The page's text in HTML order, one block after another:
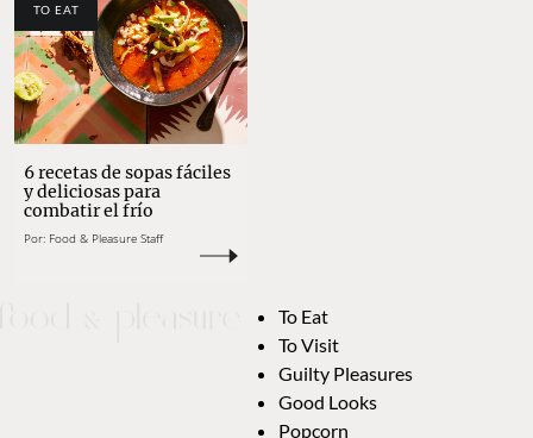
TO EAT
6 recetas de sopas fáciles
y deliciosas para
combatir el frío
Por: Food & Pleasure Staff
To Eat
To Visit
Guilty Pleasures
Good Looks
Popcorn